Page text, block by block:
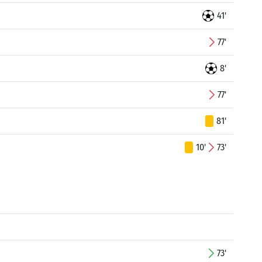
41'
77'
8'
77'
81'
10' 73'
73'